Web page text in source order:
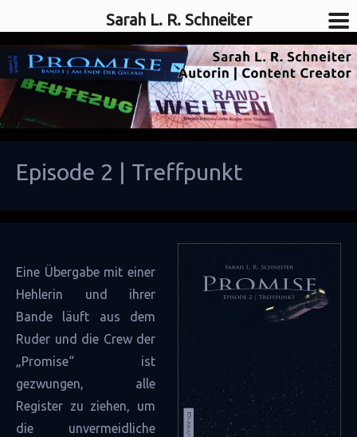
Sarah L. R. Schneiter
Episode 2 | Treffpunkt
Eine Übergabe mit einer
Hehlerin und ihrer
Bande läuft aus dem
Ruder und die Crew der
„Promise“ ist
gezwungen, alle
Register zu ziehen, um
die unvermeidliche
Sarah L. R. Schneiter